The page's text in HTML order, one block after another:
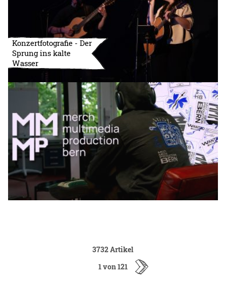
Konzertfotografie - Der
Sprung ins kalte
Wasser
3732 Artikel
1 von 121